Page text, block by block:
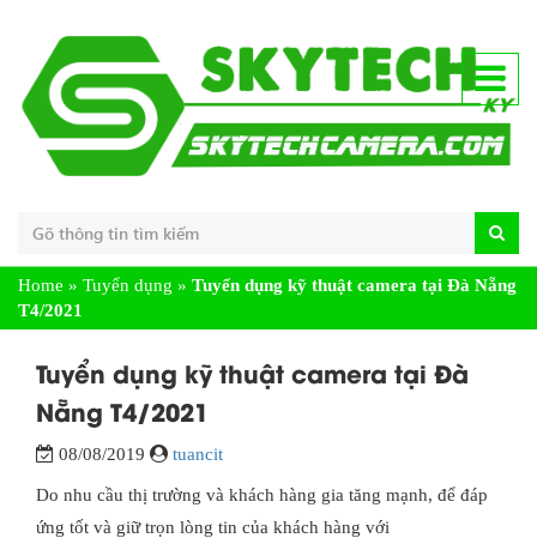
Home » Tuyển dụng » Tuyển dụng kỹ thuật camera tại Đà Nẵng
T4/2021
Tuyển dụng kỹ thuật camera tại Đà
Nẵng T4/2021
08/08/2019 tuancit
Do nhu cầu thị trường và khách hàng gia tăng mạnh, để đáp
ứng tốt và giữ trọn lòng tin của khách hàng với